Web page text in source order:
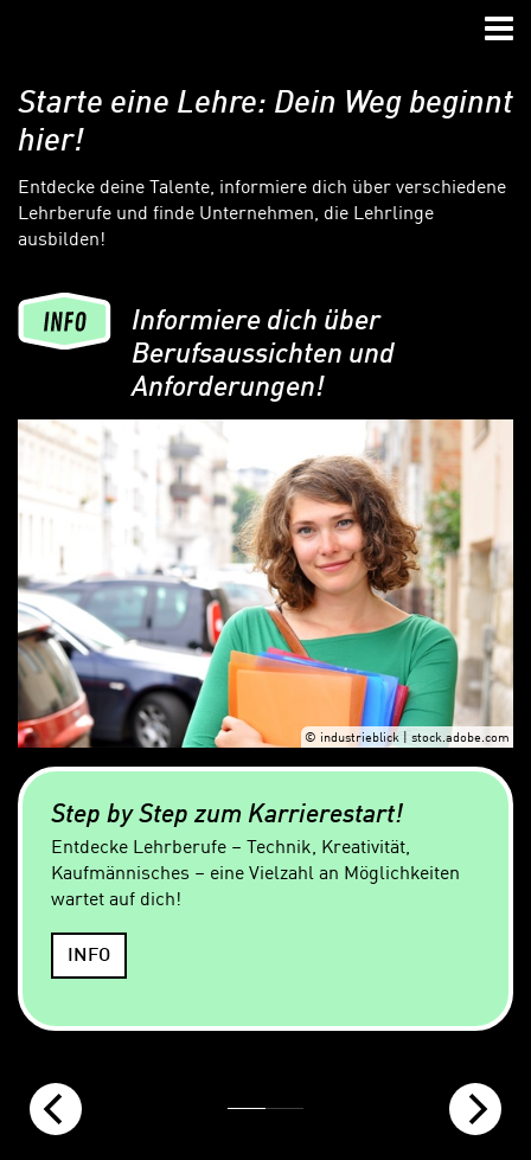
Starte eine Lehre: Dein Weg beginnt
hier!
Entdecke deine Talente, informiere dich über verschiedene
Lehrberufe und finde Unternehmen, die Lehrlinge
ausbilden!
Informiere dich über
Berufsaussichten und
Anforderungen!
© industrieblick | stock.adobe.com
Step by Step zum Karrierestart!
Entdecke Lehrberufe – Technik, Kreativität,
Kaufmännisches – eine Vielzahl an Möglichkeiten
wartet auf dich!
INFO